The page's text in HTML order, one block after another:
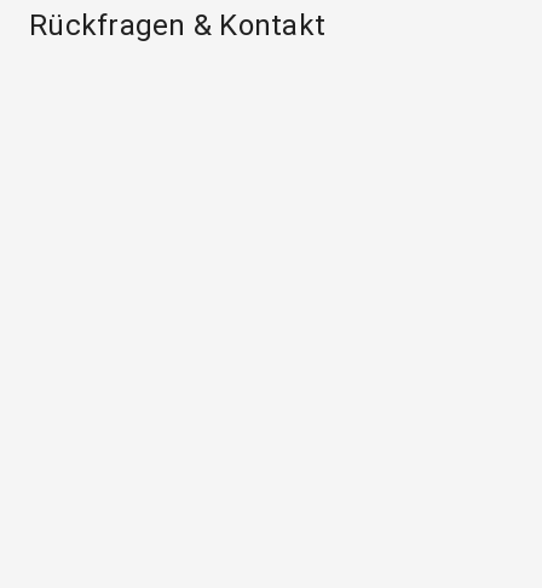
Rückfragen & Kontakt